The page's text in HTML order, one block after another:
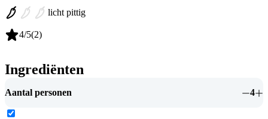
licht pittig
4/5(2)
Ingrediënten
Aantal personen 4